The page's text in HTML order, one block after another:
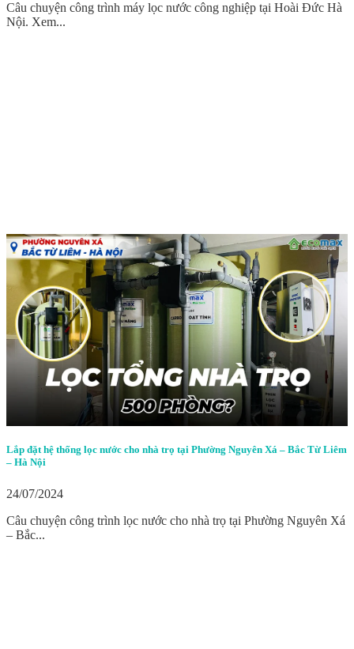
Câu chuyện công trình máy lọc nước công nghiệp tại Hoài Đức Hà
Nội. Xem...
Lắp đặt hệ thống lọc nước cho nhà trọ tại Phường Nguyên Xá – Bắc Từ Liêm
– Hà Nội
24/07/2024
Câu chuyện công trình lọc nước cho nhà trọ tại Phường Nguyên Xá
– Bắc...